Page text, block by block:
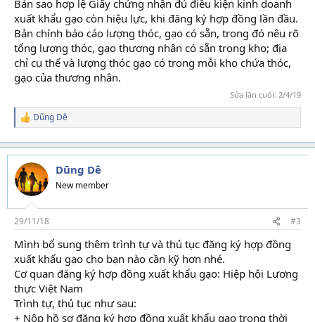
Bản sao hợp lệ Giấy chứng nhận đủ điều kiện kinh doanh
xuất khẩu gạo còn hiệu lực, khi đăng ký hợp đồng lần đầu.
Bản chính báo cáo lượng thóc, gạo có sẵn, trong đó nêu rõ
tổng lượng thóc, gạo thương nhân có sẵn trong kho; địa
chỉ cụ thể và lượng thóc gạo có trong mỗi kho chứa thóc,
gạo của thương nhân.
Sửa lần cuối: 2/4/19
R
a
c
t
i
o
s
:
Dũng Dê
Dũng Dê
New member
29/11/18 #3
Mình bổ sung thêm trình tự và thủ tục đăng ký hợp đồng
xuất khẩu gạo cho bạn nào cần kỹ hơn nhé.
Cơ quan đăng ký hợp đồng xuất khẩu gạo: Hiệp hội Lương
thực Việt Nam
Trình tự, thủ tục như sau:
+ Nộp hồ sơ đăng ký hợp đồng xuất khẩu gạo trong thời